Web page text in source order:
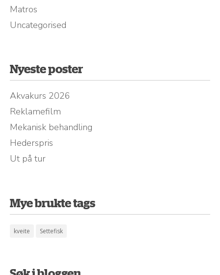
Matros
Uncategorised
Nyeste poster
Akvakurs 2026
Reklamefilm
Mekanisk behandling
Hederspris
Ut på tur
Mye brukte tags
kveite Settefisk